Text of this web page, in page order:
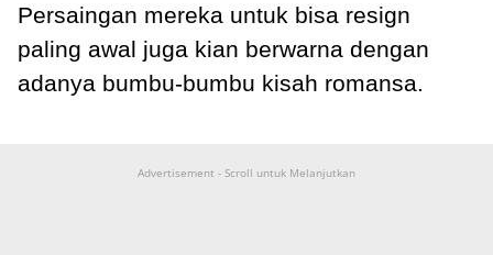
Persaingan mereka untuk bisa resign
paling awal juga kian berwarna dengan
adanya bumbu-bumbu kisah romansa.
Advertisement - Scroll untuk Melanjutkan